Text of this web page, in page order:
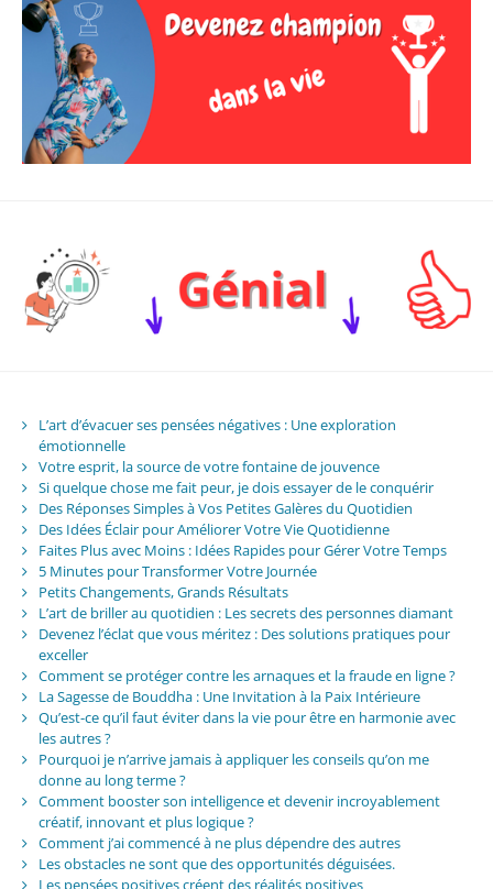
L’art d’évacuer ses pensées négatives : Une exploration
émotionnelle
Votre esprit, la source de votre fontaine de jouvence
Si quelque chose me fait peur, je dois essayer de le conquérir
Des Réponses Simples à Vos Petites Galères du Quotidien
Des Idées Éclair pour Améliorer Votre Vie Quotidienne
Faites Plus avec Moins : Idées Rapides pour Gérer Votre Temps
5 Minutes pour Transformer Votre Journée
Petits Changements, Grands Résultats
L’art de briller au quotidien : Les secrets des personnes diamant
Devenez l’éclat que vous méritez : Des solutions pratiques pour
exceller
Comment se protéger contre les arnaques et la fraude en ligne ?
La Sagesse de Bouddha : Une Invitation à la Paix Intérieure
Qu’est-ce qu’il faut éviter dans la vie pour être en harmonie avec
les autres ?
Pourquoi je n’arrive jamais à appliquer les conseils qu’on me
donne au long terme ?
Comment booster son intelligence et devenir incroyablement
créatif, innovant et plus logique ?
Comment j’ai commencé à ne plus dépendre des autres
Les obstacles ne sont que des opportunités déguisées.
Les pensées positives créent des réalités positives